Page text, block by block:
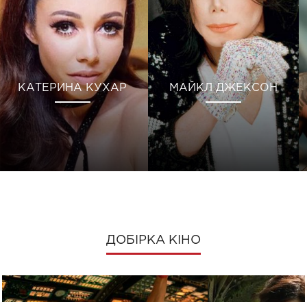
КАТЕРИНА КУХАР МАЙКЛ ДЖЕКСОН
ДОБІРКА КІНО